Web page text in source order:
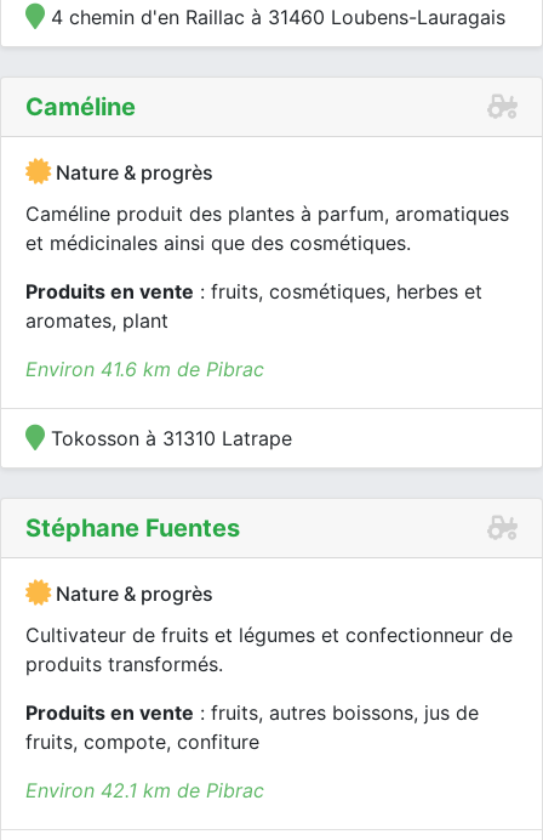
4 chemin d'en Raillac à 31460 Loubens-Lauragais
Caméline
Nature & progrès
Caméline produit des plantes à parfum, aromatiques
et médicinales ainsi que des cosmétiques.
Produits en vente : fruits, cosmétiques, herbes et
aromates, plant
Environ 41.6 km de Pibrac
Tokosson à 31310 Latrape
Stéphane Fuentes
Nature & progrès
Cultivateur de fruits et légumes et confectionneur de
produits transformés.
Produits en vente : fruits, autres boissons, jus de
fruits, compote, confiture
Environ 42.1 km de Pibrac